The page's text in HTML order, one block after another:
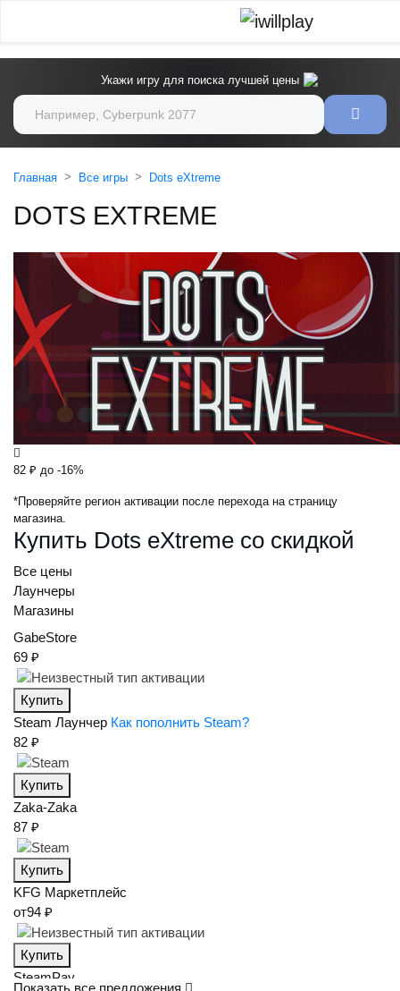
Укажи игру для поиска лучшей цены
Главная Все игры Dots eXtreme
DOTS EXTREME
Купить Dots eXtreme со скидкой
Все цены
Лаунчеры
Магазины
GabeStore
69 ₽
Купить
Steam Лаунчер Как пополнить Steam?
82 ₽
Купить
Zaka-Zaka
87 ₽
Купить
KFG Маркетплейс
от94 ₽
Купить
SteamPay
Показать все предложения
82 ₽ до -16%
*Проверяйте регион активации после перехода на страницу
магазина.